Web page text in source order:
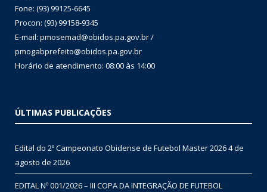
Fone: (93) 99125-6645
Procon: (93) 99158-9345
E-mail: pmosemad@obidos.pa.gov.br /
pmogabprefeito@obidos.pa.gov.br
Horário de atendimento: 08:00 às 14:00
ÚLTIMAS PUBLICAÇÕES
Edital do 2º Campeonato Obidense de Futebol Master 20264 de
agosto de 2026
EDITAL Nº 001/2026 – III COPA DA INTEGRAÇÃO DE FUTEBOL